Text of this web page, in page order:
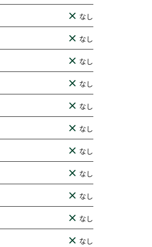
なし
なし
なし
なし
なし
なし
なし
なし
なし
なし
なし